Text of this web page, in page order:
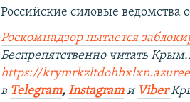
Российские силовые
Роскомнадзор пытается
Беспрепятственно читать
https://
в Telegram, Instagram и Viber